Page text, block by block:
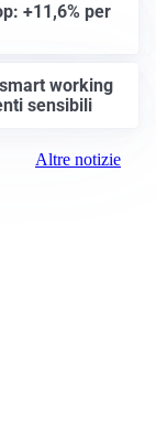
+11,6% per
working
sensibili
Altre notizie